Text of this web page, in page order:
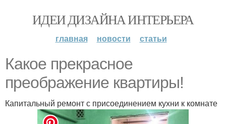
ИДЕИ ДИЗАЙНА ИНТЕРЬЕРА
главная новости статьи
Какое прекрасное
преображение квартиры!
Капитальный ремонт с присоединением кухни к комнате